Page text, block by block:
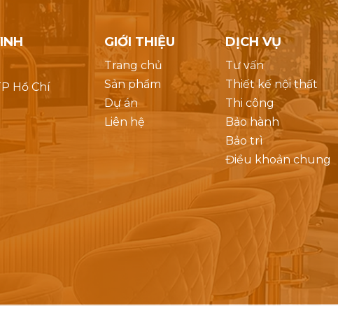
Hồ Chí
GIỚI THIỆU
Trang chủ
Sản phẩm
Dự án
Liên hệ
DỊCH VỤ
Tư vấn
Thiết kế nội thất
Thi công
Bảo hành
Bảo trì
Điều khoản chung